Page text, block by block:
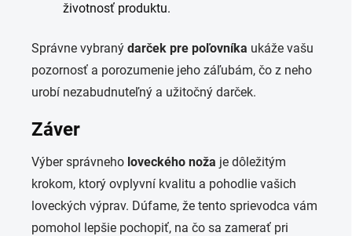
životnosť produktu.
Správne vybraný darček pre poľovníka ukáže vašu
pozornosť a porozumenie jeho záľubám, čo z neho
urobí nezabudnuteľný a užitočný darček.
Záver
Výber správneho loveckého noža je dôležitým
krokom, ktorý ovplyvní kvalitu a pohodlie vašich
loveckých výprav. Dúfame, že tento sprievodca vám
pomohol lepšie pochopiť, na čo sa zamerať pri